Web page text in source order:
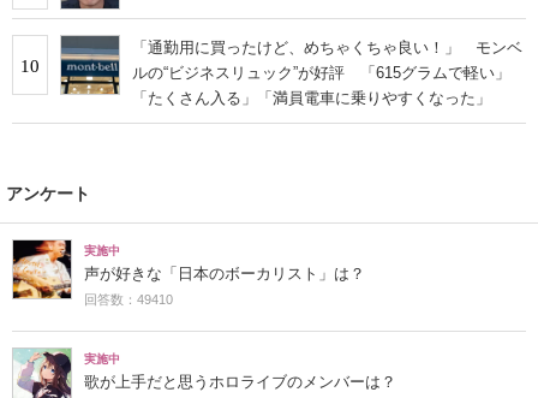
10
「通勤用に買ったけど、めちゃくちゃ良い！」 モンベ
ルの“ビジネスリュック”が好評 「615グラムで軽い」
「たくさん入る」「満員電車に乗りやすくなった」
アンケート
実施中
声が好きな「日本のボーカリスト」は？
回答数：49410
実施中
歌が上手だと思うホロライブのメンバーは？